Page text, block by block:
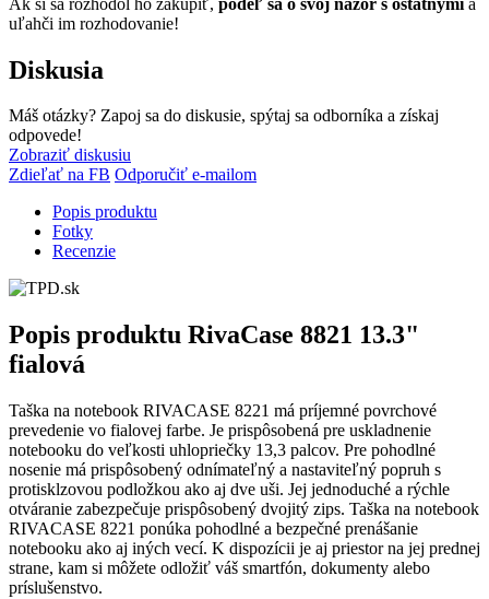
uľahči im rozhodovanie!
Diskusia
Máš otázky? Zapoj sa do diskusie, spýtaj sa odborníka a získaj
odpovede!
Zobraziť diskusiu
Zdieľať na FB Odporučiť e-mailom
Popis produktu
Fotky
Recenzie
Popis produktu RivaCase 8821 13.3"
fialová
Taška na notebook RIVACASE 8221 má príjemné povrchové
prevedenie vo fialovej farbe. Je prispôsobená pre uskladnenie
notebooku do veľkosti uhlopriečky 13,3 palcov. Pre pohodlné
nosenie má prispôsobený odnímateľný a nastaviteľný popruh s
protisklzovou podložkou ako aj dve uši. Jej jednoduché a rýchle
otváranie zabezpečuje prispôsobený dvojitý zips. Taška na notebook
RIVACASE 8221 ponúka pohodlné a bezpečné prenášanie
notebooku ako aj iných vecí. K dispozícii je aj priestor na jej prednej
strane, kam si môžete odložiť váš smartfón, dokumenty alebo
príslušenstvo.